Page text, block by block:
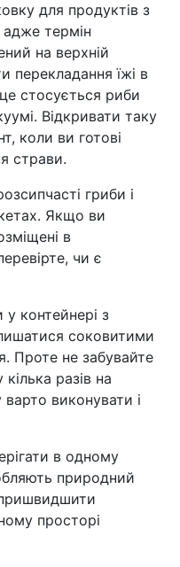
для продуктів з
термін
на верхній
перекладання їжі в
стосується риби
Відкривати таку
коли ви готові
страви.
гриби і
Якщо ви
в
чи є
контейнері з
соковитими
Проте не забувайте
разів на
виконувати і
в одному
природний
просторі